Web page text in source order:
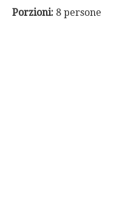
Porzioni: 8 persone